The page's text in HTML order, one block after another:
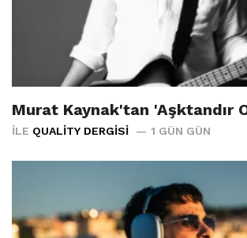
Murat Kaynak'tan 'Aşktandır
İLE QUALITY DERGISI 1 GÜN GÜN